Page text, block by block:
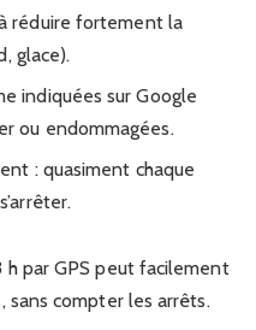
réduire fortement la
glace).
indiquées sur Google
ou endommagées.
: quasiment chaque
h par GPS peut facilement
sans compter les arrêts.